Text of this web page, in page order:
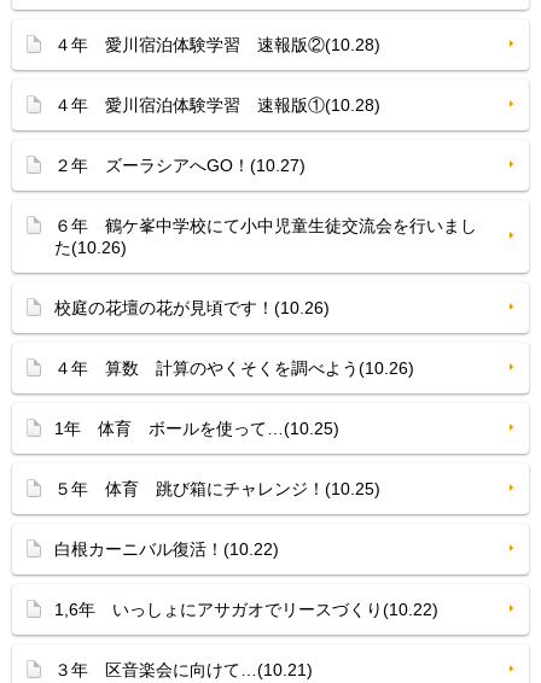
４年 愛川宿泊体験学習 速報版②(10.28)
４年 愛川宿泊体験学習 速報版①(10.28)
２年 ズーラシアへGO！(10.27)
６年 鶴ケ峯中学校にて小中児童生徒交流会を行いまし
た(10.26)
校庭の花壇の花が見頃です！(10.26)
４年 算数 計算のやくそくを調べよう(10.26)
1年 体育 ボールを使って…(10.25)
５年 体育 跳び箱にチャレンジ！(10.25)
白根カーニバル復活！(10.22)
1,6年 いっしょにアサガオでリースづくり(10.22)
３年 区音楽会に向けて…(10.21)